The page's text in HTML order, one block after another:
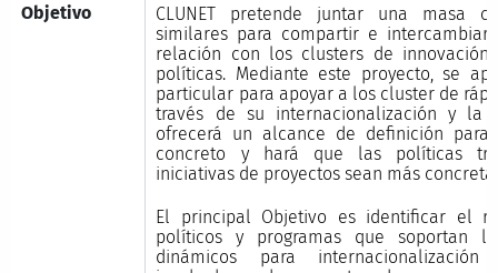
Objetivo
CLUNET pretende juntar una masa
similares para compartir e intercambiar
relación con los clusters de
políticas. Mediante este proyecto, se
particular para apoyar a los cluster de
través de su internacionalización y la
ofrecerá un alcance de definición
concreto y hará que las políticas
iniciativas de proyectos sean más
El principal Objetivo es identificar el
políticos y programas que soportan
dinámicos para